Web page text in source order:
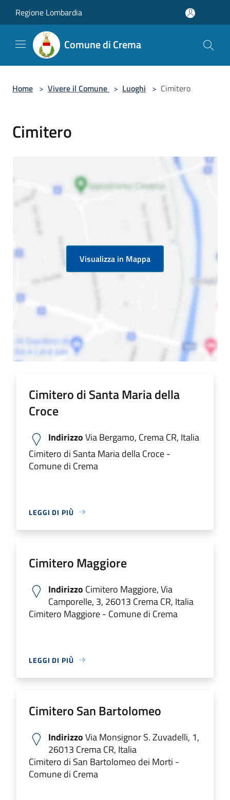
Regione Lombardia
Comune di Crema
Home > Vivere il Comune > Luoghi > Cimitero
Cimitero
Visualizza in Mappa
Cimitero di Santa Maria della
Croce
IndirizzoVia Bergamo, Crema CR, Italia
Cimitero di Santa Maria della Croce -
Comune di Crema
LEGGI DI PIÙ
Cimitero Maggiore
Indirizzo Cimitero Maggiore, Via
Camporelle, 3, 26013 Crema CR, Italia
Cimitero Maggiore - Comune di Crema
LEGGI DI PIÙ
Cimitero San Bartolomeo
IndirizzoVia Monsignor S. Zuvadelli, 1,
26013 Crema CR, Italia
Cimitero di San Bartolomeo dei Morti -
Comune di Crema